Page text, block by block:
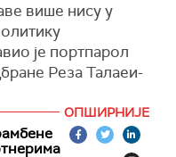
казао је да је
навео,
на израелске
о прекиду
израелска војска
више нису у
је портпарол
Реза Талаеи-
на састанак
организације за
ОПШИРНИЈЕ